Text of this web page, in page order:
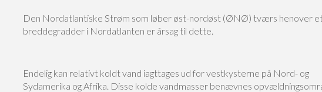
Den Nordatlantiske Strøm som løber øst-nordøst (ØNØ) tværs henover
breddegradder i Nordatlanten er årsag til dette.
Endelig kan relativt koldt vand iagttages ud for vestkysterne på Nord- og
Sydamerika og Afrika. Disse kolde vandmasser benævnes